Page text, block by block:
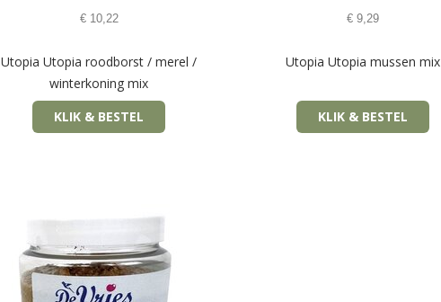
€10,22
Utopia Utopia roodborst / merel /
winterkoning mix
KLIK & BESTEL
€ 9,29
Utopia Utopia mussen mix
KLIK & BESTEL